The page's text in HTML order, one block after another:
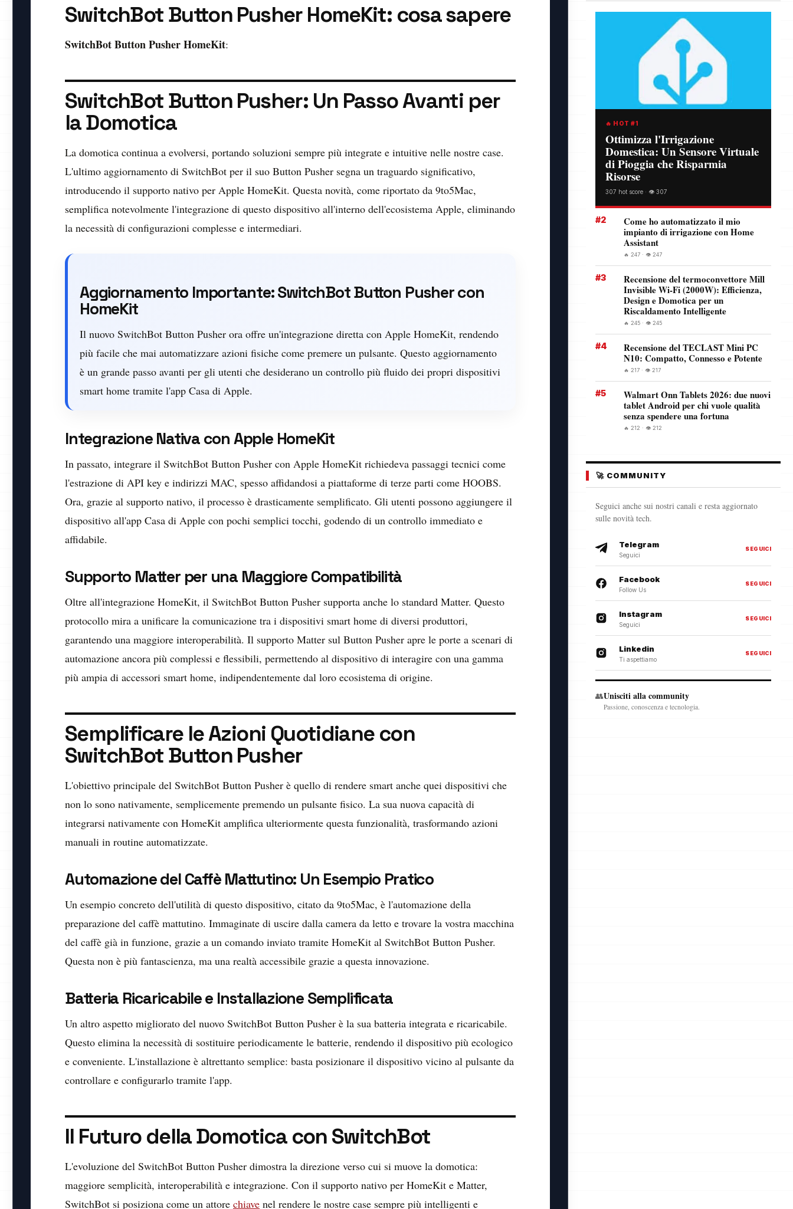
SwitchBot Button Pusher HomeKit: cosa sapere
SwitchBot Button Pusher HomeKit:
SwitchBot Button Pusher: Un Passo Avanti per
la Domotica
La domotica continua a evolversi, portando soluzioni sempre più integrate e intuitive nelle nostre case.
L'ultimo aggiornamento di SwitchBot per il suo Button Pusher segna un traguardo significativo,
introducendo il supporto nativo per Apple HomeKit. Questa novità, come riportato da 9to5Mac,
semplifica notevolmente l'integrazione di questo dispositivo all'interno dell'ecosistema Apple, eliminando
la necessità di configurazioni complesse e intermediari.
Aggiornamento Importante: SwitchBot Button Pusher con
HomeKit
Il nuovo SwitchBot Button Pusher ora offre un'integrazione diretta con Apple HomeKit, rendendo
più facile che mai automatizzare azioni fisiche come premere un pulsante. Questo aggiornamento
è un grande passo avanti per gli utenti che desiderano un controllo più fluido dei propri dispositivi
smart home tramite l'app Casa di Apple.
Integrazione Nativa con Apple HomeKit
In passato, integrare il SwitchBot Button Pusher con Apple HomeKit richiedeva passaggi tecnici come
l'estrazione di API key e indirizzi MAC, spesso affidandosi a piattaforme di terze parti come HOOBS.
Ora, grazie al supporto nativo, il processo è drasticamente semplificato. Gli utenti possono aggiungere il
dispositivo all'app Casa di Apple con pochi semplici tocchi, godendo di un controllo immediato e
affidabile.
Supporto Matter per una Maggiore Compatibilità
Oltre all'integrazione HomeKit, il SwitchBot Button Pusher supporta anche lo standard Matter. Questo
protocollo mira a unificare la comunicazione tra i dispositivi smart home di diversi produttori,
garantendo una maggiore interoperabilità. Il supporto Matter sul Button Pusher apre le porte a scenari di
automazione ancora più complessi e flessibili, permettendo al dispositivo di interagire con una gamma
più ampia di accessori smart home, indipendentemente dal loro ecosistema di origine.
Semplificare le Azioni Quotidiane con
SwitchBot Button Pusher
L'obiettivo principale del SwitchBot Button Pusher è quello di rendere smart anche quei dispositivi che
non lo sono nativamente, semplicemente premendo un pulsante fisico. La sua nuova capacità di
integrarsi nativamente con HomeKit amplifica ulteriormente questa funzionalità, trasformando azioni
manuali in routine automatizzate.
Automazione del Caffè Mattutino: Un Esempio Pratico
Un esempio concreto dell'utilità di questo dispositivo, citato da 9to5Mac, è l'automazione della
preparazione del caffè mattutino. Immaginate di uscire dalla camera da letto e trovare la vostra macchina
del caffè già in funzione, grazie a un comando inviato tramite HomeKit al SwitchBot Button Pusher.
Questa non è più fantascienza, ma una realtà accessibile grazie a questa innovazione.
Batteria Ricaricabile e Installazione Semplificata
Un altro aspetto migliorato del nuovo SwitchBot Button Pusher è la sua batteria integrata e ricaricabile.
Questo elimina la necessità di sostituire periodicamente le batterie, rendendo il dispositivo più ecologico
e conveniente. L'installazione è altrettanto semplice: basta posizionare il dispositivo vicino al pulsante da
controllare e configurarlo tramite l'app.
Il Futuro della Domotica con SwitchBot
L'evoluzione del SwitchBot Button Pusher dimostra la direzione verso cui si muove la domotica:
maggiore semplicità, interoperabilità e integrazione. Con il supporto nativo per HomeKit e Matter,
SwitchBot si posiziona come un attore chiave nel rendere le nostre case sempre più intelligenti e
🔥 HOT #1
Ottimizza l'Irrigazione
Domestica: Un Sensore Virtuale
di Pioggia che Risparmia
Risorse
307 hot score · 👁️ 307
#2
Come ho automatizzato il mio
impianto di irrigazione con Home
Assistant
🔥 247 · 👁️ 247
#3
Recensione del termoconvettore Mill
Invisible Wi-Fi (2000W): Efficienza,
Design e Domotica per un
Riscaldamento Intelligente
🔥 245 · 👁️ 245
#4
Recensione del TECLAST Mini PC
N10: Compatto, Connesso e Potente
🔥 217 · 👁️ 217
#5
Walmart Onn Tablets 2026: due nuovi
tablet Android per chi vuole qualità
senza spendere una fortuna
🔥 212 · 👁️ 212
🚀 COMMUNITY
Seguici anche sui nostri canali e resta aggiornato
sulle novità tech.
Telegram
Seguici
SEGUICI
Facebook
Follow Us
SEGUICI
Instagram
Seguici
SEGUICI
Linkedin
Ti aspettiamo
SEGUICI
👥Unisciti alla community
Passione, conoscenza e tecnologia.